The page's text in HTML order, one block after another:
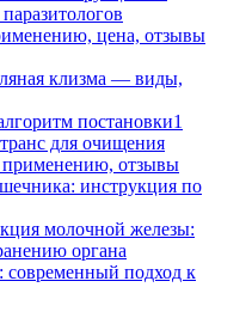
цена, отзывы
постановки1
инструкция по
современный подход к